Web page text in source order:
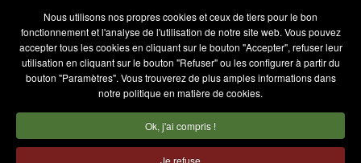
Nous utilisons nos propres cookies et ceux de tiers pour le bon
fonctionnement et l'analyse de l'utilisation de notre site web. Vous pouvez
accepter tous les cookies en cliquant sur le bouton "Accepter", refuser leur
utilisation en cliquant sur le bouton "Refuser" ou les configurer à partir du
bouton "Paramètres". Vous trouverez de plus amples informations dans
notre politique en matière de cookies.
Ok, j'ai compris !
Je refuse
Actualité et événements
Travaillez avec nous
Condition d'utilisation Politique de confidentialité